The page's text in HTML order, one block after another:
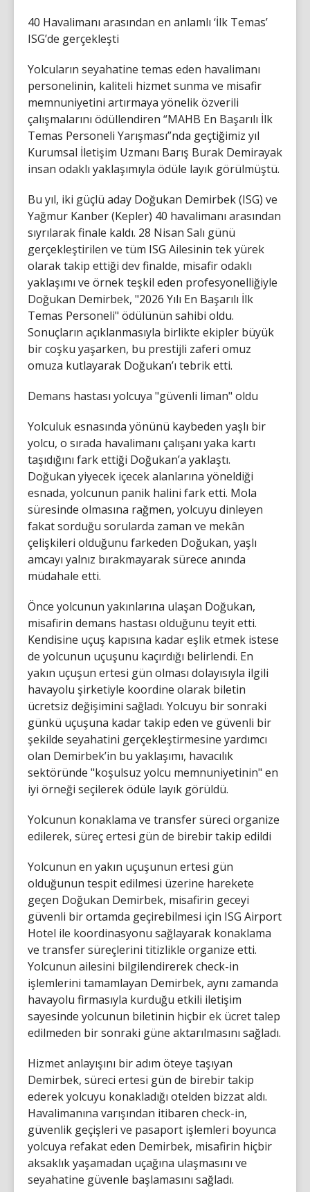
40 Havalimanı arasından en anlamlı ‘İlk Temas’
ISG’de gerçekleşti
Yolcuların seyahatine temas eden havalimanı
personelinin, kaliteli hizmet sunma ve misafir
memnuniyetini artırmaya yönelik özverili
çalışmalarını ödüllendiren “MAHB En Başarılı İlk
Temas Personeli Yarışması”nda geçtiğimiz yıl
Kurumsal İletişim Uzmanı Barış Burak Demirayak
insan odaklı yaklaşımıyla ödüle layık görülmüştü.
Bu yıl, iki güçlü aday Doğukan Demirbek (ISG) ve
Yağmur Kanber (Kepler) 40 havalimanı arasından
sıyrılarak finale kaldı. 28 Nisan Salı günü
gerçekleştirilen ve tüm ISG Ailesinin tek yürek
olarak takip ettiği dev finalde, misafir odaklı
yaklaşımı ve örnek teşkil eden profesyonelliğiyle
Doğukan Demirbek, "2026 Yılı En Başarılı İlk
Temas Personeli" ödülünün sahibi oldu.
Sonuçların açıklanmasıyla birlikte ekipler büyük
bir coşku yaşarken, bu prestijli zaferi omuz
omuza kutlayarak Doğukan’ı tebrik etti.
Demans hastası yolcuya "güvenli liman" oldu
Yolculuk esnasında yönünü kaybeden yaşlı bir
yolcu, o sırada havalimanı çalışanı yaka kartı
taşıdığını fark ettiği Doğukan’a yaklaştı.
Doğukan yiyecek içecek alanlarına yöneldiği
esnada, yolcunun panik halini fark etti. Mola
süresinde olmasına rağmen, yolcuyu dinleyen
fakat sorduğu sorularda zaman ve mekân
çelişkileri olduğunu farkeden Doğukan, yaşlı
amcayı yalnız bırakmayarak sürece anında
müdahale etti.
Önce yolcunun yakınlarına ulaşan Doğukan,
misafirin demans hastası olduğunu teyit etti.
Kendisine uçuş kapısına kadar eşlik etmek istese
de yolcunun uçuşunu kaçırdığı belirlendi. En
yakın uçuşun ertesi gün olması dolayısıyla ilgili
havayolu şirketiyle koordine olarak biletin
ücretsiz değişimini sağladı. Yolcuyu bir sonraki
günkü uçuşuna kadar takip eden ve güvenli bir
şekilde seyahatini gerçekleştirmesine yardımcı
olan Demirbek’in bu yaklaşımı, havacılık
sektöründe "koşulsuz yolcu memnuniyetinin" en
iyi örneği seçilerek ödüle layık görüldü.
Yolcunun konaklama ve transfer süreci organize
edilerek, süreç ertesi gün de birebir takip edildi
Yolcunun en yakın uçuşunun ertesi gün
olduğunun tespit edilmesi üzerine harekete
geçen Doğukan Demirbek, misafirin geceyi
güvenli bir ortamda geçirebilmesi için ISG Airport
Hotel ile koordinasyonu sağlayarak konaklama
ve transfer süreçlerini titizlikle organize etti.
Yolcunun ailesini bilgilendirerek check-in
işlemlerini tamamlayan Demirbek, aynı zamanda
havayolu firmasıyla kurduğu etkili iletişim
sayesinde yolcunun biletinin hiçbir ek ücret talep
edilmeden bir sonraki güne aktarılmasını sağladı.
Hizmet anlayışını bir adım öteye taşıyan
Demirbek, süreci ertesi gün de birebir takip
ederek yolcuyu konakladığı otelden bizzat aldı.
Havalimanına varışından itibaren check-in,
güvenlik geçişleri ve pasaport işlemleri boyunca
yolcuya refakat eden Demirbek, misafirin hiçbir
aksaklık yaşamadan uçağına ulaşmasını ve
seyahatine güvenle başlamasını sağladı.